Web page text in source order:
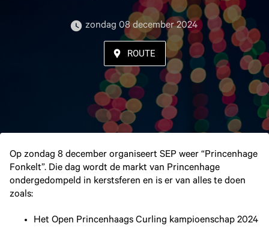
zondag 08 december 2024
ROUTE
Op zondag 8 december organiseert SEP weer “Princenhage
Fonkelt”. Die dag wordt de markt van Princenhage
ondergedompeld in kerstsferen en is er van alles te doen
zoals:
Het Open Princenhaags Curling kampioenschap 2024